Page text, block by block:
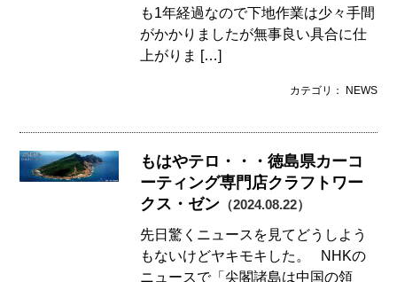
も1年経過なので下地作業は少々手間
がかかりましたが無事良い具合に仕
上がりま […]
カテゴリ： NEWS
もはやテロ・・・徳島県カーコ
ーティング専門店クラフトワー
クス・ゼン （2024.08.22）
先日驚くニュースを見てどうしよう
もないけどヤキモキした。 NHKの
ニュースで「尖閣諸島は中国の領